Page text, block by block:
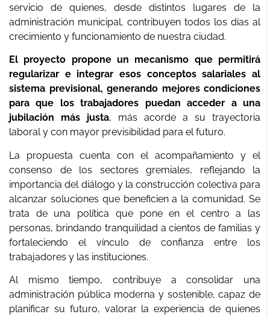
servicio de quienes, desde distintos lugares de la
administración municipal, contribuyen todos los días al
crecimiento y funcionamiento de nuestra ciudad.
El proyecto propone un mecanismo que permitirá
regularizar e integrar esos conceptos salariales al
sistema previsional, generando mejores condiciones
para que los trabajadores puedan acceder a una
jubilación más justa, más acorde a su trayectoria
laboral y con mayor previsibilidad para el futuro.
La propuesta cuenta con el acompañamiento y el
consenso de los sectores gremiales, reflejando la
importancia del diálogo y la construcción colectiva para
alcanzar soluciones que beneficien a la comunidad. Se
trata de una política que pone en el centro a las
personas, brindando tranquilidad a cientos de familias y
fortaleciendo el vínculo de confianza entre los
trabajadores y las instituciones.
Al mismo tiempo, contribuye a consolidar una
administración pública moderna y sostenible, capaz de
planificar su futuro, valorar la experiencia de quienes